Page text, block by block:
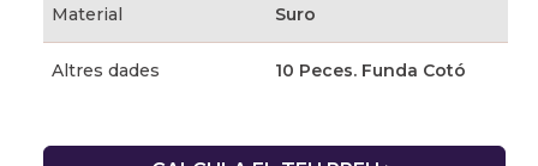
Material Suro
Altres dades 10 Peces. Funda Cotó